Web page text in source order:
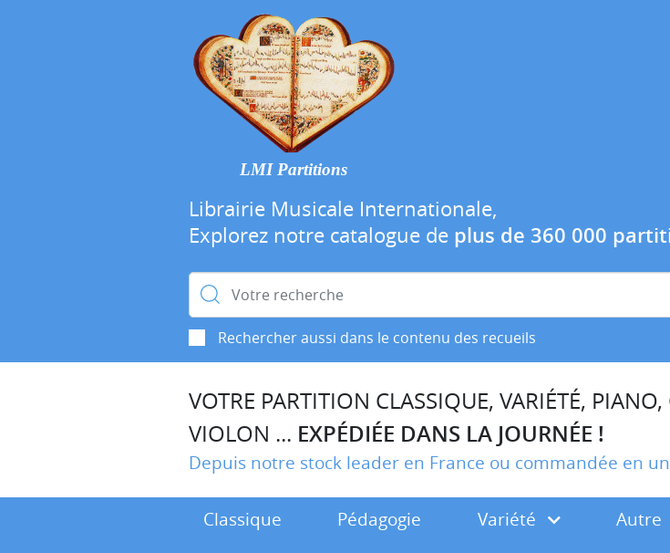
LMI Partitions
Librairie Musicale Internationale,
Explorez notre catalogue de plus de 360 000
Rechercher :
Rechercher aussi dans le contenu des recueils
VOTRE PARTITION CLASSIQUE, VARIÉTÉ, PIANO,
VIOLON ... EXPÉDIÉE DANS LA JOURNÉE !
Depuis notre stock leader en France ou commandée en
Classique Pédagogie Variété Autre